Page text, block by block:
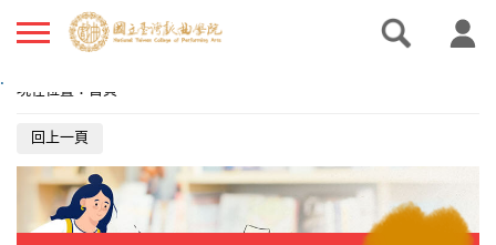
.
現在位置 ： 首頁
回上一頁